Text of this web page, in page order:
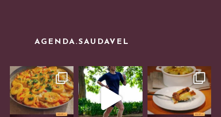
AGENDA.SAUDAVEL